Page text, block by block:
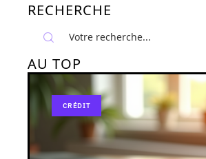
RECHERCHE
AU TOP
CRÉDIT